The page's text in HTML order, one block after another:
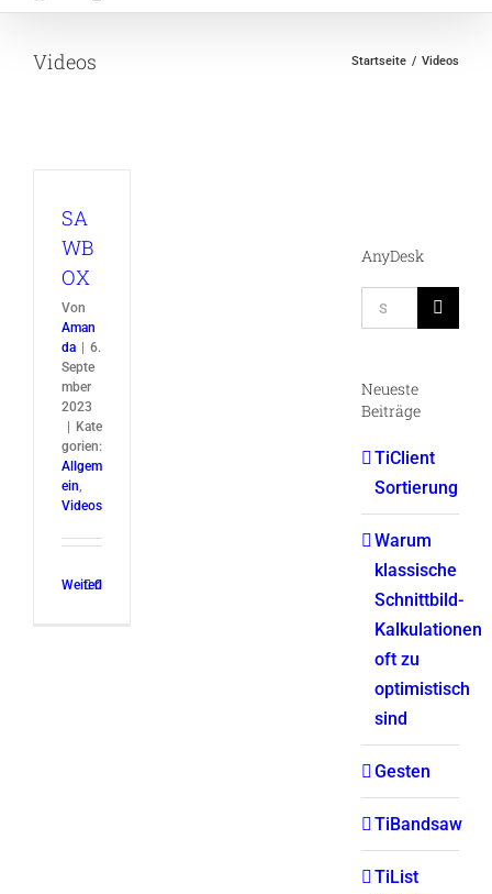
Videos Startseite Videos
SA
WB
OX
Von
Aman
da
6.
Septe
mber
2023
Kate
gorien:
Allgem
ein,
Videos
Weiterlesen
0
AnyDesk
Suche
nach:
Neueste
Beiträge
TiClient
Sortierung
Warum
klassische
Schnittbild-
Kalkulationen
oft zu
optimistisch
sind
Gesten
TiBandsaw
TiList